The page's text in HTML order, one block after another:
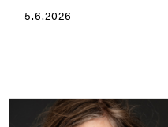
5.6.2026